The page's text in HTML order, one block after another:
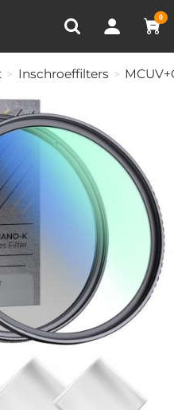
0
RECENT BEKEKEN
Inschroeffilters